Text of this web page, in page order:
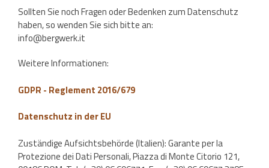
Sollten Sie noch Fragen oder Bedenken zum Datenschutz
haben, so wenden Sie sich bitte an:
info@bergwerk.it
Weitere Informationen:
GDPR - Reglement 2016/679
Datenschutz in der EU
Zuständige Aufsichtsbehörde (Italien): Garante per la
Protezione dei Dati Personali, Piazza di Monte Citorio 121,